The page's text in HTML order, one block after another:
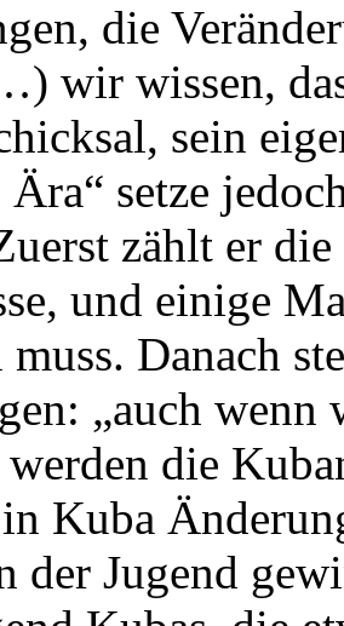
die
wir wissen,
sein
Ära“ setze
zählt er
und einige
muss. Danach
„auch
werden die
Kuba
der Jugend